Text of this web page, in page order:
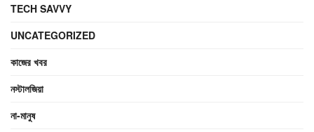
TECH SAVVY
UNCATEGORIZED
কাজের খবর
নস্টালজিয়া
না-মানুষ